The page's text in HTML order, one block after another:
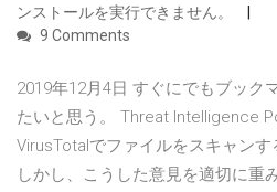
ンストールを実行できません。
9 Comments
2019年12月4日 すぐにでもブック
たいと思う。 Threat Intelligence
VirusTotalでファイルをスキャンす
しかし、こうした意見を適切に重